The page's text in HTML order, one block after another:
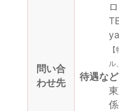
問い合
わせ先
ル
待遇な